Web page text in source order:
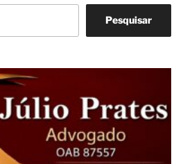
Pesquisar